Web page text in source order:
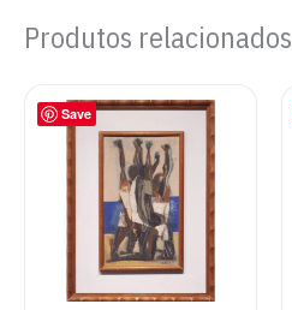
Produtos relacionados
Save